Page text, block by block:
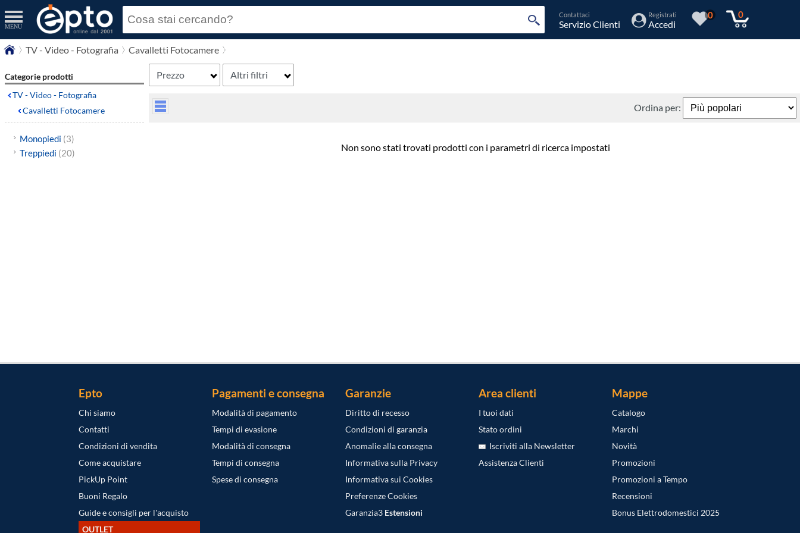
MENU
Contattaci
Servizio Clienti
Registrati
Accedi
0 0
TV - Video - Fotografia Cavalletti Fotocamere
Categorie prodotti
TV - Video - Fotografia
Cavalletti Fotocamere
Monopiedi (3)
Treppiedi (20)
Prezzo Altri filtri
Ordina per:
Non sono stati trovati prodotti con i parametri di ricerca impostati
Epto
Chi siamo
Contatti
Condizioni di vendita
Come acquistare
PickUp Point
Buoni Regalo
Guide e consigli per l'acquisto
OUTLET
Pagamenti e consegna
Modalità di pagamento
Tempi di evasione
Modalità di consegna
Tempi di consegna
Spese di consegna
Garanzie
Diritto di recesso
Condizioni di garanzia
Anomalie alla consegna
Informativa sulla Privacy
Informativa sui Cookies
Preferenze Cookies
Garanzia3 Estensioni
Area clienti
I tuoi dati
Stato ordini
Iscriviti alla Newsletter
Assistenza Clienti
Mappe
Catalogo
Marchi
Novità
Promozioni
Promozioni a Tempo
Recensioni
Bonus Elettrodomestici 2025